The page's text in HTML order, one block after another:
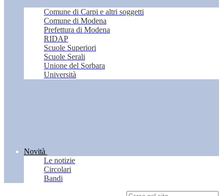
Comune di Carpi e altri soggetti
Comune di Modena
Prefettura di Modena
RIDAP
Scuole Superiori
Scuole Serali
Unione del Sorbara
Università
Novità
Le notizie
Circolari
Bandi